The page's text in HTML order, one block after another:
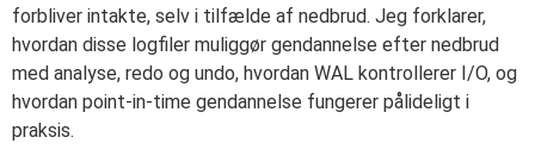
forbliver intakte, selv i tilfælde af nedbrud. Jeg forklarer,
hvordan disse logfiler muliggør gendannelse efter nedbrud
med analyse, redo og undo, hvordan WAL kontrollerer I/O, og
hvordan point-in-time gendannelse fungerer pålideligt i
praksis.